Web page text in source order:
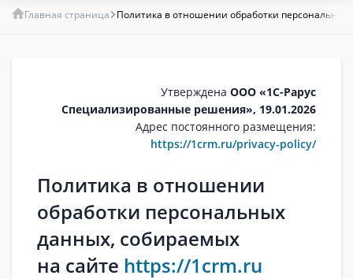
Главная страница Политика в отношении обработки
Утверждена ООО «1С-Рарус
Специализированные решения», 19.01.2026
Адрес постоянного размещения:
https://1crm.ru/privacy-policy/
Политика в отношении
обработки персональных
данных, собираемых
на сайте https://1crm.ru